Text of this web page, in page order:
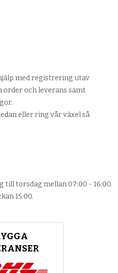
med registrering utav
och leverans samt
eller ring vår växel så
till torsdag mellan 07:00 - 16:00.
15:00.